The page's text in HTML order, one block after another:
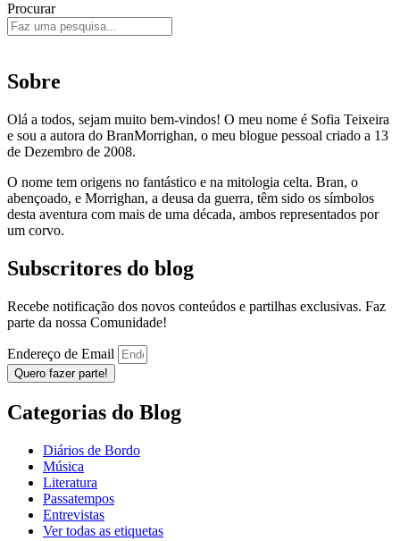
Procurar
Sobre
Olá a todos, sejam muito bem-vindos! O meu nome é Sofia Teixeira
e sou a autora do BranMorrighan, o meu blogue pessoal criado a 13
de Dezembro de 2008.
O nome tem origens no fantástico e na mitologia celta. Bran, o
abençoado, e Morrighan, a deusa da guerra, têm sido os símbolos
desta aventura com mais de uma década, ambos representados por
um corvo.
Subscritores do blog
Recebe notificação dos novos conteúdos e partilhas exclusivas. Faz
parte da nossa Comunidade!
Endereço de Email
Quero fazer parte!
Categorias do Blog
Diários de Bordo
Música
Literatura
Passatempos
Entrevistas
Ver todas as etiquetas